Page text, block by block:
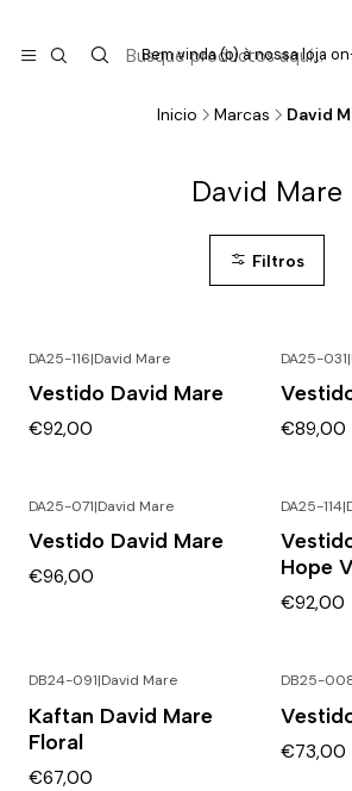
Bem vinda (o) à nossa loja
Inicio Marcas David
David Mare
Filtros
DA25-116|David Mare
Vestido David Mare
€92,00
DA25-031|
€89,00
DA25-071|David Mare
Vestido David Mare
€96,00
DA25-114|
Hope
€92,00
DB24-091|David Mare
Kaftan David Mare
Floral
€67,00
DB25-
€73,00